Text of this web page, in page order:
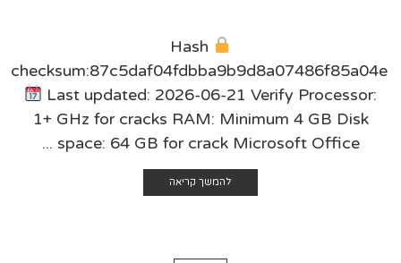
Hash
checksum:87c5daf04fdbba9b9d8a07486f85a04e
Last updated: 2026-06-21 Verify Processor:
1+ GHz for cracks RAM: Minimum 4 GB Disk
space: 64 GB for crack Microsoft Office ...
להמשך קריאה